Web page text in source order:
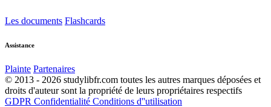
Les documents Flashcards
Assistance
Plainte Partenaires
© 2013 - 2026 studylibfr.com toutes les autres marques déposées et
droits d'auteur sont la propriété de leurs propriétaires respectifs
GDPR Confidentialité Conditions d''utilisation